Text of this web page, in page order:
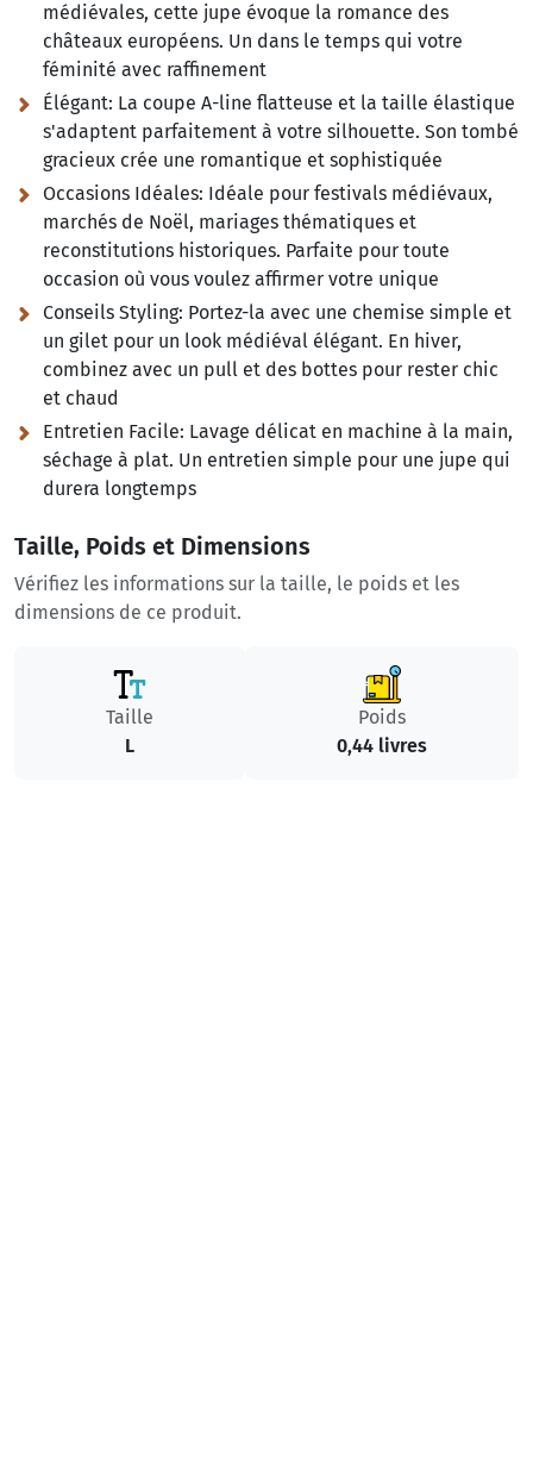
médiévales, cette jupe évoque la romance des
châteaux européens. Un dans le temps qui votre
féminité avec raffinement
Élégant: La coupe A-line flatteuse et la taille élastique
s'adaptent parfaitement à votre silhouette. Son tombé
gracieux crée une romantique et sophistiquée
Occasions Idéales: Idéale pour festivals médiévaux,
marchés de Noël, mariages thématiques et
reconstitutions historiques. Parfaite pour toute
occasion où vous voulez affirmer votre unique
Conseils Styling: Portez-la avec une chemise simple et
un gilet pour un look médiéval élégant. En hiver,
combinez avec un pull et des bottes pour rester chic
et chaud
Entretien Facile: Lavage délicat en machine à la main,
séchage à plat. Un entretien simple pour une jupe qui
durera longtemps
Taille, Poids et Dimensions
Vérifiez les informations sur la taille, le poids et les
dimensions de ce produit.
Taille
L
Poids
0,44 livres